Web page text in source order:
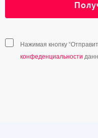
Нажимая кнопку
конфеденциальности